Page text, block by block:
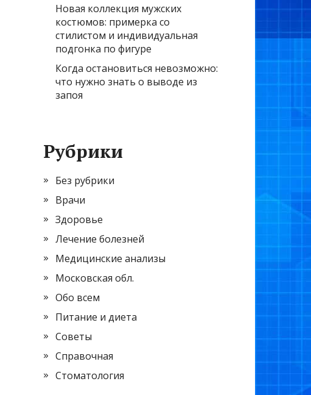
Новая коллекция мужских
костюмов: примерка со
стилистом и индивидуальная
подгонка по фигуре
Когда остановиться невозможно:
что нужно знать о выводе из
запоя
Рубрики
Без рубрики
Врачи
Здоровье
Лечение болезней
Медицинские анализы
Московская обл.
Обо всем
Питание и диета
Советы
Справочная
Стоматология